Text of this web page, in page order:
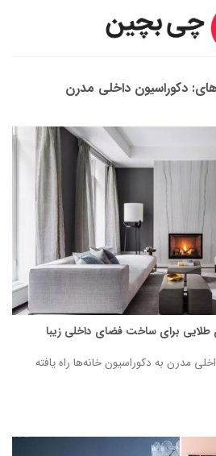
دکوراسیون داخلی مدرن
مدرن به دکوراسیون خانه‌ها راه یافته